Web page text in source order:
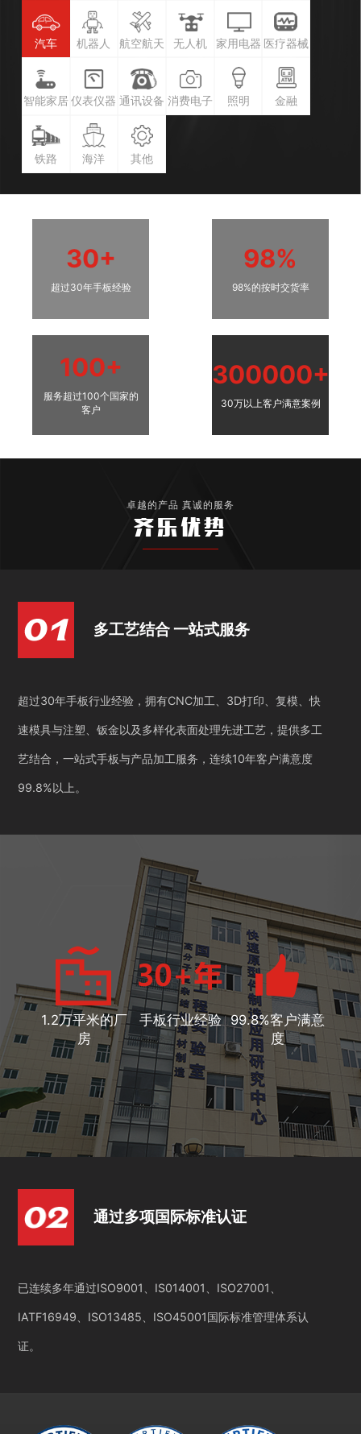
汽车 机器人 航空航天 无人机 家用电器 医疗器械
智能家居 仪表仪器 通讯设备 消费电子 照明 金融
铁路 海洋 其他
30+
超过30年手板经验
98%
98%的按时交货率
100+
服务超过100个国家的
客户
300000+
30万以上客户满意案例
卓越的产品 真诚的服务
齐乐优势
多工艺结合 一站式服务
超过30年手板行业经验，拥有CNC加工、3D打印、复模、快
速模具与注塑、钣金以及多样化表面处理先进工艺，提供多工
艺结合，一站式手板与产品加工服务，连续10年客户满意度
99.8%以上。
1.2万平米的厂
房
手板行业经验 99.8%客户满意
度
通过多项国际标准认证
已连续多年通过ISO9001、IS014001、ISO27001、
IATF16949、ISO13485、ISO45001国际标准管理体系认
证。